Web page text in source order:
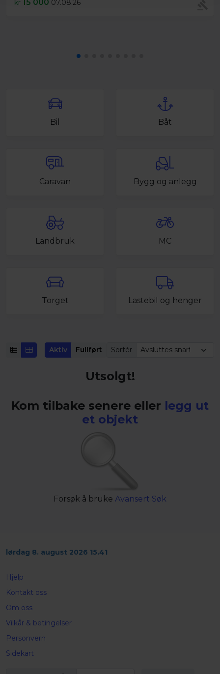
kr 15 000 07.08.26
Bil Båt
Caravan Bygg og anlegg
Landbruk MC
Torget Lastebil og henger
Aktiv Fullført Sortér
Utsolgt!
Kom tilbake senere eller legg ut
et objekt
Forsøk å bruke Avansert Søk
lørdag 8. august 2026 15.41
Hjelp
Kontakt oss
Om oss
Vilkår & betingelser
Personvern
Sidekart